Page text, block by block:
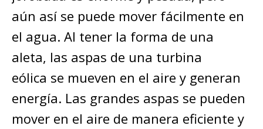
aún así se puede mover fácilmente en
el agua. Al tener la forma de una
aleta, las aspas de una turbina
eólica se mueven en el aire y generan
energía. Las grandes aspas se pueden
mover en el aire de manera eficiente y